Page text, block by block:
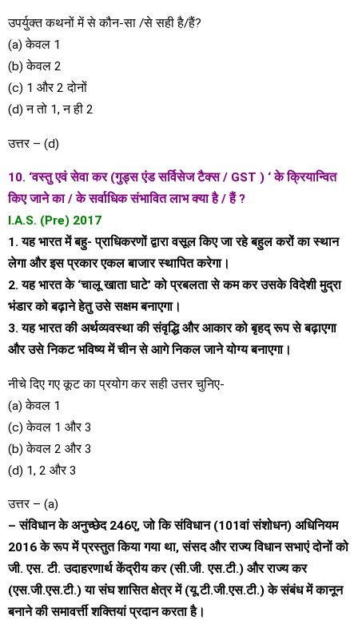
उपर्युक्त कथनों में से कौन-सा /से सही है/हैं?
(a) केवल 1
(b) केवल 2
(c) 1 और 2 दोनों
(d) न तो 1, न ही 2
उत्तर – (d)
10. ‘वस्तु एवं सेवा कर (गुड्स एंड सर्विसेज टैक्स / GST ) ‘ के क्रियान्वित
किए जाने का / के सर्वाधिक संभावित लाभ क्या है / हैं ?
I.A.S. (Pre) 2017
1. यह भारत में बहु- प्राधिकरणों द्वारा वसूल किए जा रहे बहुल करों का स्थान
लेगा और इस प्रकार एकल बाजार स्थापित करेगा।
2. यह भारत के ‘चालू खाता घाटे’ को प्रबलता से कम कर उसके विदेशी मुद्रा
भंडार को बढ़ाने हेतु उसे सक्षम बनाएगा।
3. यह भारत की अर्थव्यवस्था की संवृद्धि और आकार को बृहद् रूप से बढ़ाएगा
और उसे निकट भविष्य में चीन से आगे निकल जाने योग्य बनाएगा।
नीचे दिए गए कूट का प्रयोग कर सही उत्तर चुनिए-
(a) केवल 1
(c) केवल 1 और 3
(b) केवल 2 और 3
(d) 1, 2 और 3
उत्तर – (a)
– संविधान के अनुच्छेद 246ए, जो कि संविधान (101वां संशोधन) अधिनियम
2016 के रूप में प्रस्तुत किया गया था, संसद और राज्य विधान सभाएं दोनों को
जी. एस. टी. उदाहरणार्थ केंद्रीय कर (सी.जी. एस.टी.) और राज्य कर
(एस.जी.एस.टी.) या संघ शासित क्षेत्र में (यू.टी.जी.एस.टी.) के संबंध में कानून
बनाने की समावर्त्ती शक्तियां प्रदान करता है।